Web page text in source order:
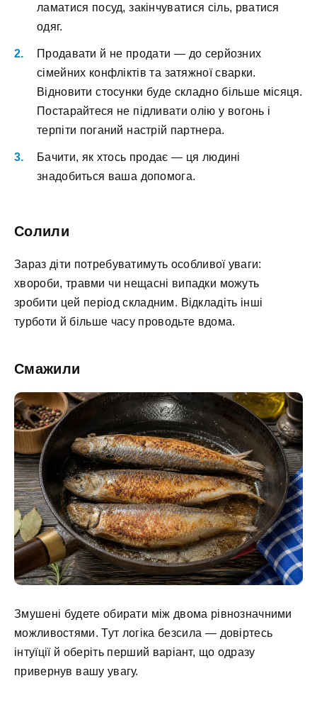
ламатися посуд, закінчуватися сіль, рватися
одяг.
Продавати й не продати — до серйозних
сімейних конфліктів та затяжної сварки.
Відновити стосунки буде складно більше місяця.
Постарайтеся не підливати олію у вогонь і
терпіти поганий настрій партнера.
Бачити, як хтось продає — ця людині
знадобиться ваша допомога.
Солили
Зараз діти потребуватимуть особливої уваги:
хвороби, травми чи нещасні випадки можуть
зробити цей період складним. Відкладіть інші
турботи й більше часу проводьте вдома.
Смажили
Змушені будете обирати між двома рівнозначними
можливостями. Тут логіка безсила — довіртесь
інтуїції й оберіть перший варіант, що одразу
привернув вашу увагу.